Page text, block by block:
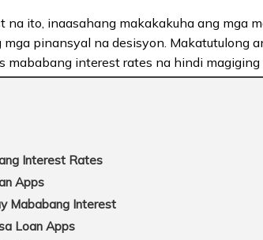
na ito, inaasahang makakakuha ang mga
pinansyal na desisyon. Makatutulong
mababang interest rates na hindi
Interest Rates
Apps
Mababang Interest
Loan Apps